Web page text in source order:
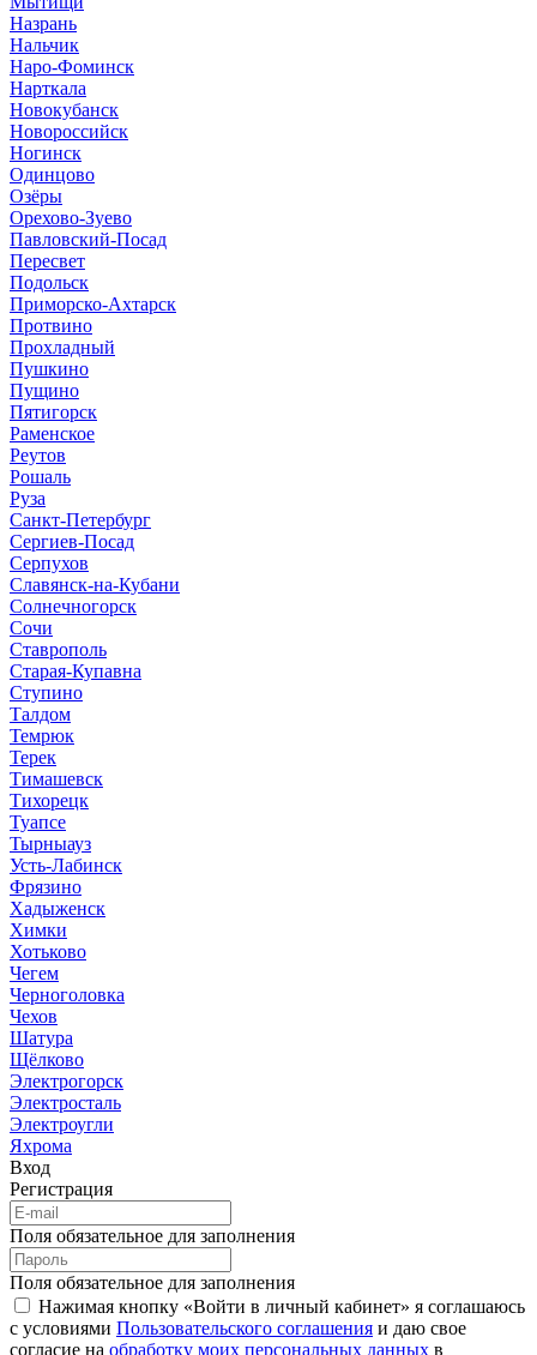
Назрань
Нальчик
Наро-Фоминск
Нарткала
Новокубанск
Новороссийск
Ногинск
Одинцово
Озёры
Орехово-Зуево
Павловский-Посад
Пересвет
Подольск
Приморско-Ахтарск
Протвино
Прохладный
Пушкино
Пущино
Пятигорск
Раменское
Реутов
Рошаль
Руза
Санкт-Петербург
Сергиев-Посад
Серпухов
Славянск-на-Кубани
Солнечногорск
Сочи
Ставрополь
Старая-Купавна
Ступино
Талдом
Темрюк
Терек
Тимашевск
Тихорецк
Туапсе
Тырныауз
Усть-Лабинск
Фрязино
Хадыженск
Химки
Хотьково
Чегем
Черноголовка
Чехов
Шатура
Щёлково
Электрогорск
Электросталь
Электроугли
Яхрома
Вход
Регистрация
Поля обязательное для заполнения
Поля обязательное для заполнения
Нажимая кнопку «Войти в личный кабинет» я соглашаюсь
с условиями Пользовательского соглашения и даю свое
согласие на обработку моих персональных данных в